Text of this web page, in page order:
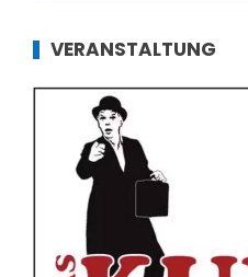
VERANSTALTUNG